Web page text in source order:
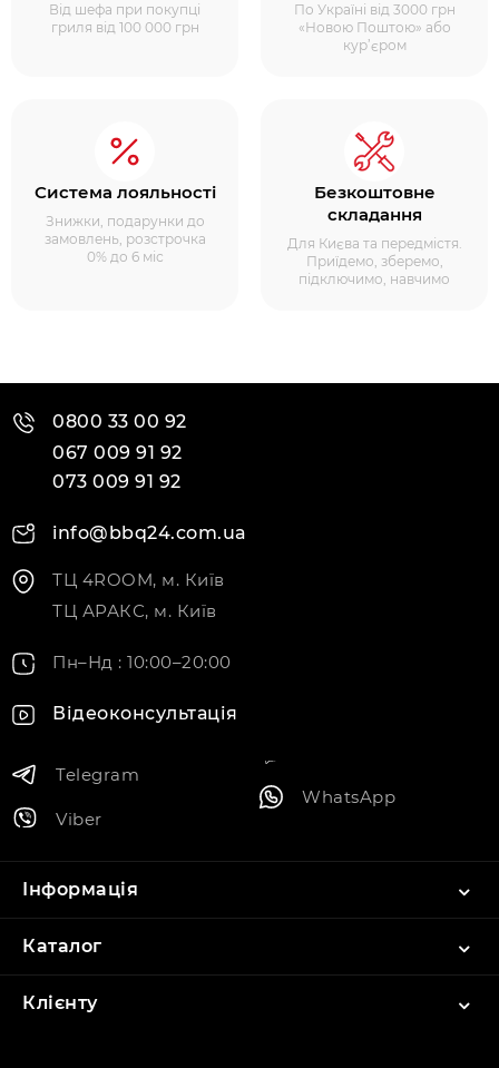
Від шефа при покупці
гриля від 100 000 грн
По Україні від 3000 грн
«Новою Поштою» або
кур’єром
Система лояльності
Знижки, подарунки до
замовлень, розстрочка
0% до 6 міс
Безкоштовне
складання
Для Києва та передмістя.
Приїдемо, зберемо,
підключимо, навчимо
0800 33 00 92
067 009 91 92
073 009 91 92
info@bbq24.com.ua
ТЦ 4ROOM, м. Київ
ТЦ АРАКС, м. Київ
Пн–Нд : 10:00–20:00
Відеоконсультація
Telegram
Viber
WhatsApp
Інформація
Каталог
Клієнту